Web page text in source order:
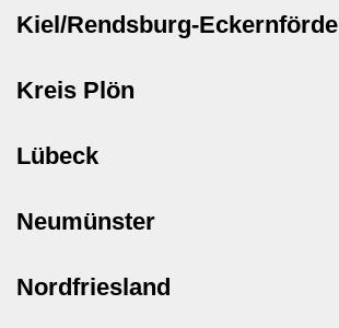
Kiel/Rendsburg-Eckernförde
Kreis Plön
Lübeck
Neumünster
Nordfriesland